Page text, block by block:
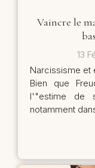
Vaincre le
13
Narcissisme et
Bien que
l'"estime de
notamment